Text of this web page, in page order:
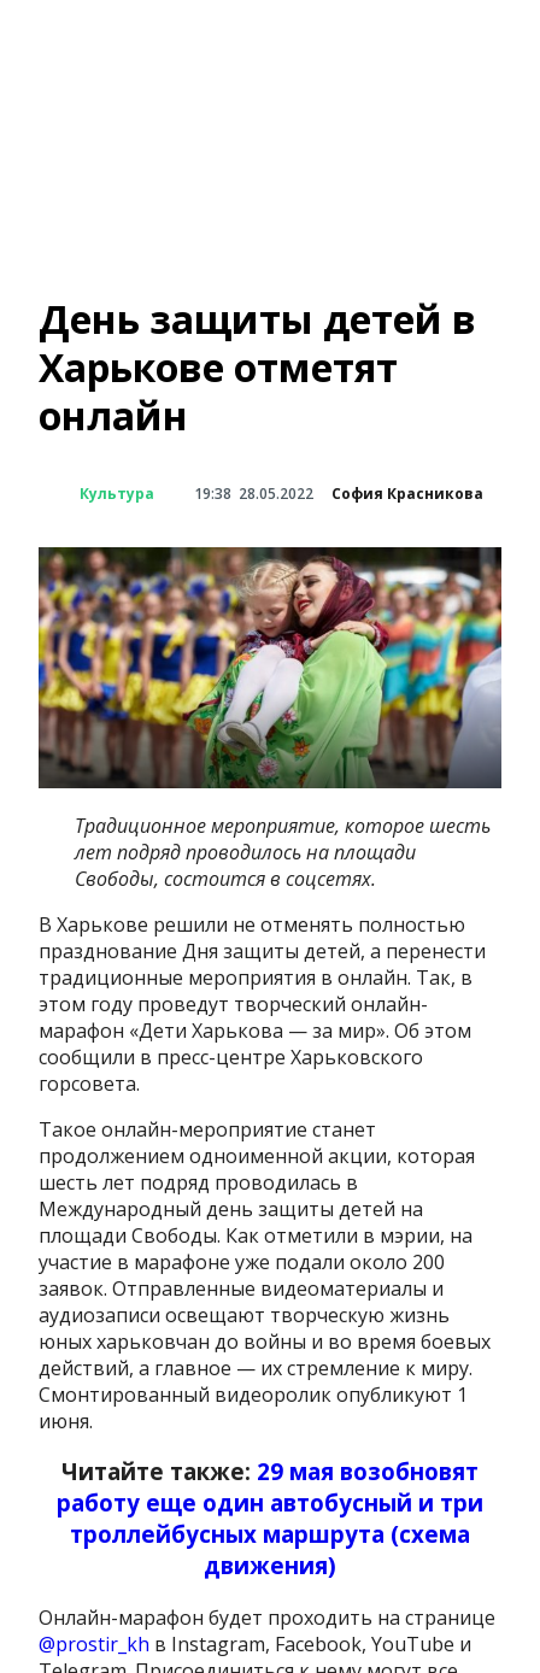
День защиты детей в
Харькове отметят
онлайн
Культура 19:38 28.05.2022 София Красникова
Традиционное мероприятие, которое шесть
лет подряд проводилось на площади
Свободы, состоится в соцсетях.
В Харькове решили не отменять полностью
празднование Дня защиты детей, а перенести
традиционные мероприятия в онлайн. Так, в
этом году проведут творческий онлайн-
марафон «Дети Харькова — за мир». Об этом
сообщили в пресс-центре Харьковского
горсовета.
Такое онлайн-мероприятие станет
продолжением одноименной акции, которая
шесть лет подряд проводилась в
Международный день защиты детей на
площади Свободы. Как отметили в мэрии, на
участие в марафоне уже подали около 200
заявок. Отправленные видеоматериалы и
аудиозаписи освещают творческую жизнь
юных харьковчан до войны и во время боевых
действий, а главное — их стремление к миру.
Смонтированный видеоролик опубликуют 1
июня.
Читайте также: 29 мая возобновят
работу еще один автобусный и три
троллейбусных маршрута (схема
движения)
Онлайн-марафон будет проходить на странице
@prostir_kh в Instagram, Facebook, YouTube и